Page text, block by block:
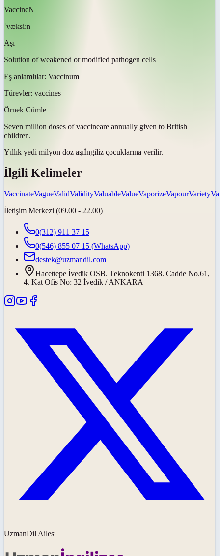
VaccineN
ˈvæksiːn
Aşı
Solution of weakened or modified pathogen cells
Eş anlamlılar: Vaccinum
Türevler: vaccines
Örnek Cümle
Seven million doses of vaccineare annually given to British
children.
Yıllık yedi milyon doz aşıİngiliz çocuklarına verilir.
İlgili Kelimeler
VaccinateVagueValidValidityValuableValueVaporizeVapourVariety
İletişim Merkezi (09.00 - 22.00)
0(312) 911 37 15
0(546) 855 07 15 (WhatsApp)
destek@uzmandil.com
Hacettepe İvedik OSB. Teknokenti 1368. Cadde No.61,
4. Kat Ofis No: 32 İvedik / ANKARA
UzmanDil Ailesi